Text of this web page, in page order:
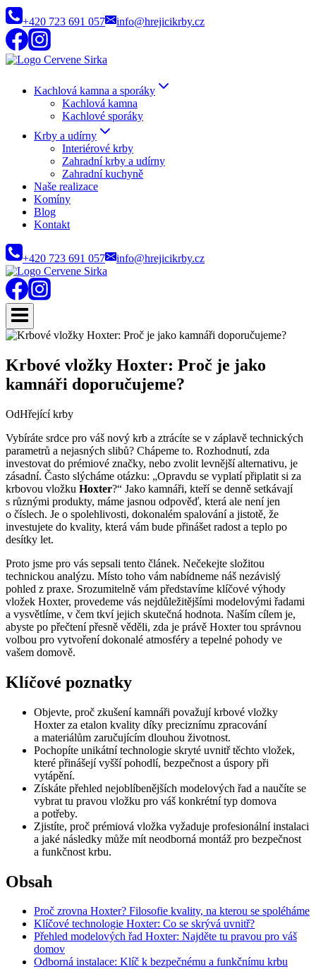
Přeskočit
na
obsah
+420 723 691 057 info@hrejicikrby.cz
Kachlová kamna a sporáky
Kachlová kamna
Kachlové sporáky
Krby a udírny
Interiérové krby
Zahradní krby a udírny
Zahradní kuchyně
Naše realizace
Komíny
Blog
Kontakt
+420 723 691 057 info@hrejicikrby.cz
Krbové vložky Hoxter: Proč je jako
kamnáři doporučujeme?
OdHřející krby
Vybíráte srdce pro váš nový krb a ztrácíte se v záplavě technických
parametrů a nejasných slibů? Chápeme to. Rozhodnutí, zda
investovat do prémiové značky, nebo zvolit levnější alternativu, je
zásadní. Často slýcháme otázku: „Opravdu se vyplatí připlatit si za
krbovou vložku Hoxter?“ Jako kamnáři, kteří se denně setkávají
s různými produkty, máme jasnou odpověď, která ale není jen
o číslech. Je o spolehlivosti, dokonalém spalování a jistotě, že
investujete do kvality, která vám bude přinášet radost a teplo po
desítky let.
Proto jsme pro vás sepsali tento článek. Nečekejte složitou
technickou analýzu. Místo toho vám nabídneme náš nezávislý
pohled z praxe. Srozumitelně vám představíme klíčové výhody
vložek Hoxter, provedeme vás nejdůležitějšími modelovými řadami
a vysvětlíme, v čem tkví jejich skutečná hodnota. Naším cílem je,
abyste po přečtení přesně věděli, zda je právě Hoxter tou správnou
volbou pro vytvoření dokonalé atmosféry a tepelné pohody ve
vašem domově.
Klíčové poznatky
Objevte, proč zkušení kamnáři považují krbové vložky
Hoxter za etalon kvality díky preciznímu zpracování
a materiálům zaručujícím dlouhou životnost.
Pochopíte unikátní technologie skryté uvnitř těchto vložek,
které přinášejí vyšší pohodlí, bezpečnost a úspory při
vytápění.
Získáte přehled nejoblíbenějších modelových řad a naučíte se
vybrat tu pravou vložku pro váš konkrétní typ domova
a potřeby.
Zjistíte, proč prémiová vložka vyžaduje profesionální instalaci
a jaké následky může mít neodborná montáž pro bezpečnost
a funkčnost krbu.
Obsah
Proč zrovna Hoxter? Filosofie kvality, na kterou se spoléháme
Klíčové technologie Hoxter: Co se skrývá uvnitř?
Přehled modelových řad Hoxter: Najděte tu pravou pro váš
domov
Odborná instalace: Klíč k bezpečnému a funkčnímu krbu